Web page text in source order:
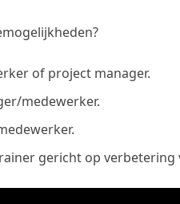
of project manager.
medewerker.
gericht op